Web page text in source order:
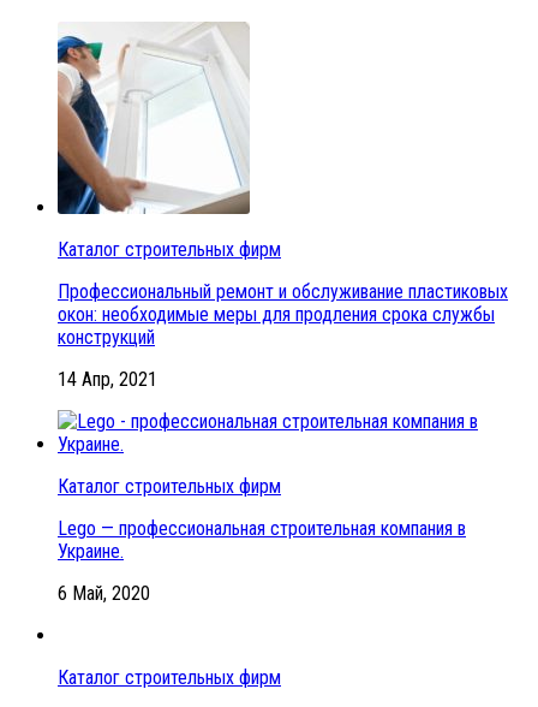
Каталог строительных фирм
Профессиональный ремонт и обслуживание пластиковых
окон: необходимые меры для продления срока службы
конструкций
14 Апр, 2021
Каталог строительных фирм
Lego — профессиональная строительная компания в
Украине.
6 Май, 2020
Каталог строительных фирм